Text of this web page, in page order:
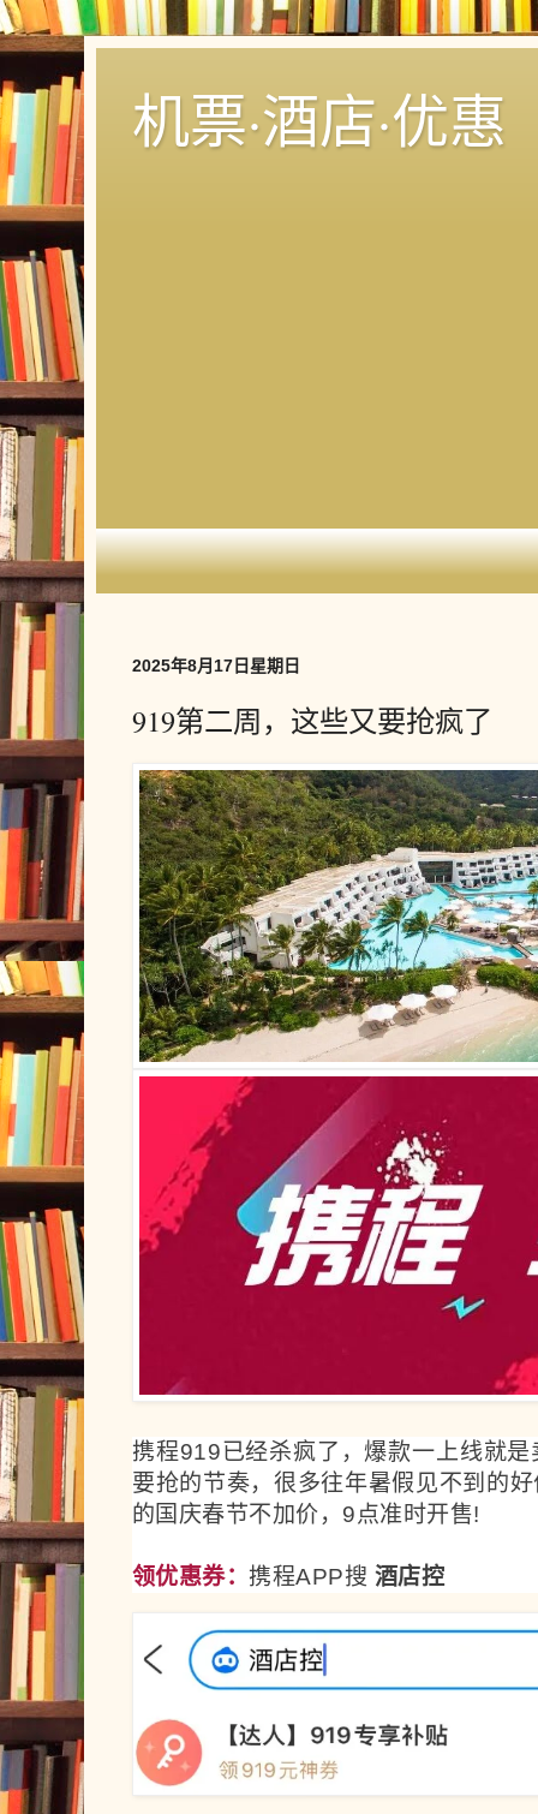
机票·酒店·优惠
2025年8月17日星期日
919第二周，这些又要抢疯了
携程919已经杀疯了，爆款一上线就
要抢的节奏，很多往年暑假见不到的
的国庆春节不加价，9点准时开售!
领优惠券：携程APP搜 酒店控